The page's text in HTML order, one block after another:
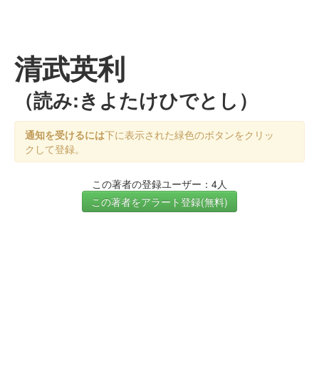
清武英利
（読み:きよたけひでとし）
通知を受けるには下に表示された緑色のボタンをクリッ
クして登録。
この著者の登録ユーザー：4人
この著者をアラート登録(無料)